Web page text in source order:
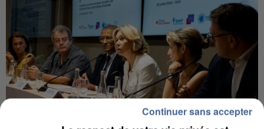
Continuer sans accepter